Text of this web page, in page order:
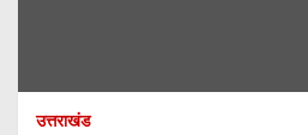
उत्तराखंड